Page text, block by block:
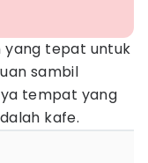
yang tepat untuk
sambil
tempat yang
kafe.